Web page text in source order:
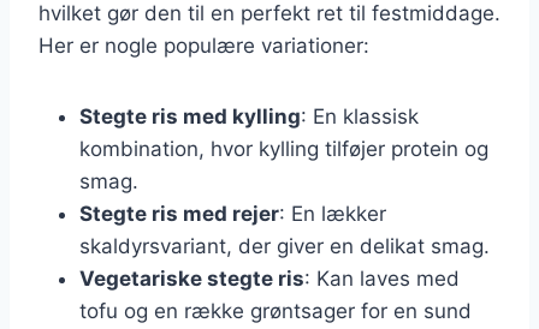
hvilket gør den til en perfekt ret til festmiddage.
Her er nogle populære variationer:
Stegte ris med kylling: En klassisk
kombination, hvor kylling tilføjer protein og
smag.
Stegte ris med rejer: En lækker
skaldyrsvariant, der giver en delikat smag.
Vegetariske stegte ris: Kan laves med
tofu og en række grøntsager for en sund